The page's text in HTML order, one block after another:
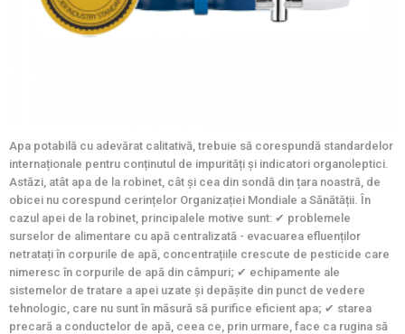
Apa potabilă cu adevărat calitativă, trebuie să corespundă standardelor
internaționale pentru conținutul de impurități și indicatori organoleptici.
Astăzi, atât apa de la robinet, cât și cea din sondă din țara noastră, de
obicei nu corespund cerințelor Organizației Mondiale a Sănătății. În
cazul apei de la robinet, principalele motive sunt: ✔ problemele
surselor de alimentare cu apă centralizată - evacuarea efluenților
netratați în corpurile de apă, concentrațiile crescute de pesticide care
nimeresc în corpurile de apă din câmpuri; ✔ echipamente ale
sistemelor de tratare a apei uzate și depășite din punct de vedere
tehnologic, care nu sunt în măsură să purifice eficient apa; ✔ starea
precară a conductelor de apă, ceea ce, prin urmare, face ca rugina să